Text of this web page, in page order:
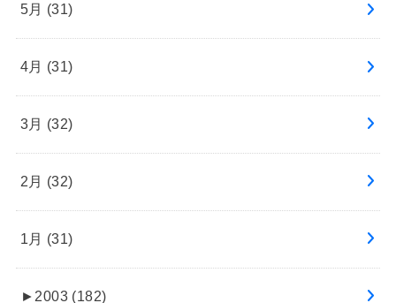
5月 (31)
4月 (31)
3月 (32)
2月 (32)
1月 (31)
► 2003 (182)